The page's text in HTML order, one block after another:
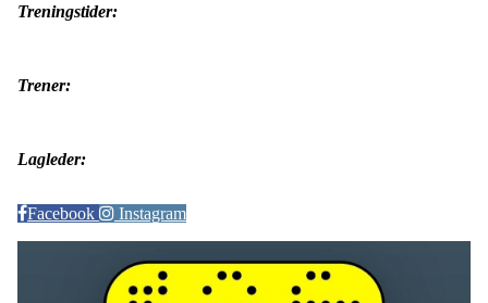
Treningstider:
Trener:
Lagleder:
Facebook Instagram